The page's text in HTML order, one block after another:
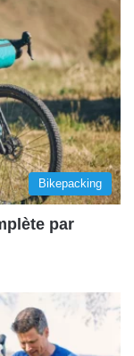
Bikepacking
par